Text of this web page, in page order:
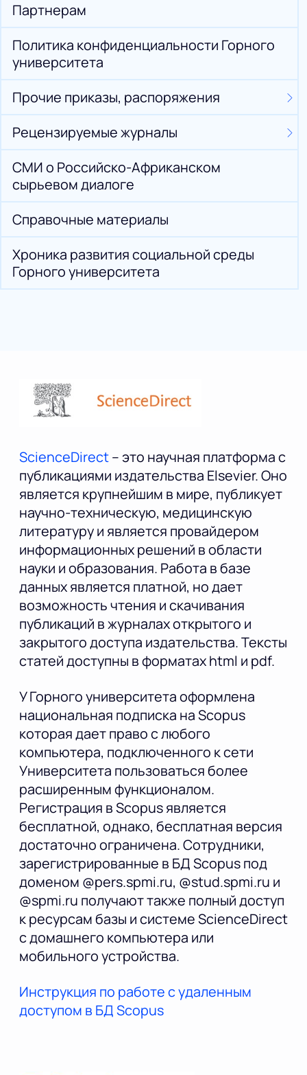
Партнерам
Политика конфиденциальности Горного
университета
Прочие приказы, распоряжения
Рецензируемые журналы
СМИ о Российско-Африканском
сырьевом диалоге
Справочные материалы
Хроника развития социальной среды
Горного университета
ScienceDirect– это научная платформа с
публикациями издательства Elsevier. Оно
является крупнейшим в мире, публикует
научно-техническую, медицинскую
литературу и является провайдером
информационных решений в области
науки и образования. Работа в базе
данных является платной, но дает
возможность чтения и скачивания
публикаций в журналах открытого и
закрытого доступа издательства. Тексты
статей доступны в форматах html и pdf.
У Горного университета оформлена
национальная подписка на Scopus
которая дает право с любого
компьютера, подключенного к сети
Университета пользоваться более
расширенным функционалом.
Регистрация в Scopus является
бесплатной, однако, бесплатная версия
достаточно ограничена. Сотрудники,
зарегистрированные в БД Scopus под
доменом @pers.spmi.ru, @stud.spmi.ru и
@spmi.ru получают также полный доступ
к ресурсам базы и системе ScienceDirect
с домашнего компьютера или
мобильного устройства.
Инструкция по работе с удаленным
доступом в БД Scopus